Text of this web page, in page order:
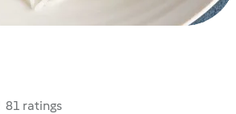
81 ratings